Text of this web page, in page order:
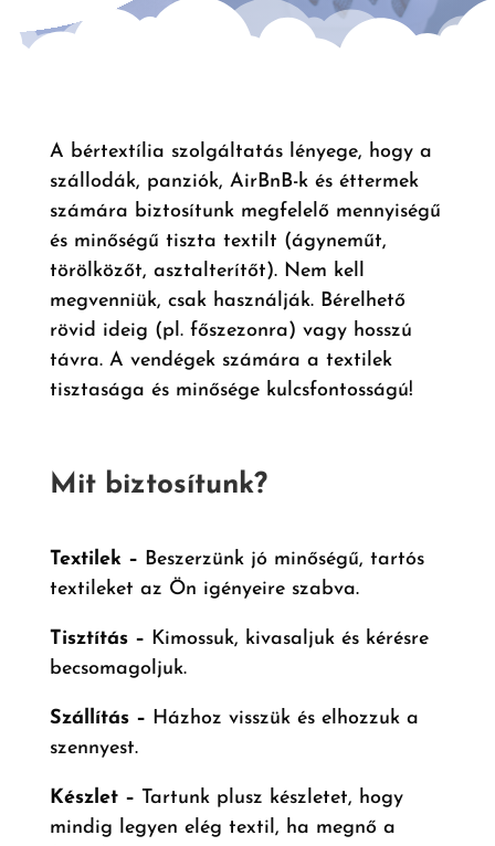
A bértextília szolgáltatás lényege, hogy a
szállodák, panziók, AirBnB-k és éttermek
számára biztosítunk megfelelő mennyiségű
és minőségű tiszta textilt (ágyneműt,
törölközőt, asztalterítőt). Nem kell
megvenniük, csak használják. Bérelhető
rövid ideig (pl. főszezonra) vagy hosszú
távra. A vendégek számára a textilek
tisztasága és minősége kulcsfontosságú!
Mit biztosítunk?
Textilek – Beszerzünk jó minőségű, tartós
textileket az Ön igényeire szabva.
Tisztítás – Kimossuk, kivasaljuk és kérésre
becsomagoljuk.
Szállítás – Házhoz visszük és elhozzuk a
szennyest.
Készlet – Tartunk plusz készletet, hogy
mindig legyen elég textil, ha megnő a